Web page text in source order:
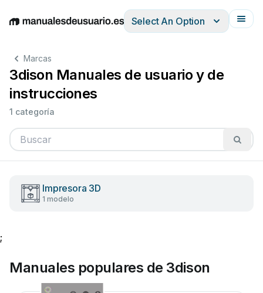
EnglishDeutschEspañolItalianoFrançais
Select An Option
Marcas
3dison Manuales de usuario y de
instrucciones
1 categoría
Impresora 3D
1 modelo
;
Manuales populares de 3dison